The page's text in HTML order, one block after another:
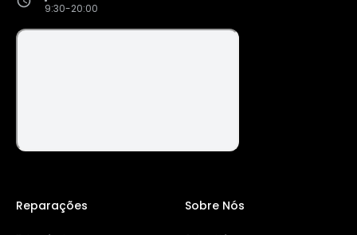
9:30-20:00
Reparações Sobre Nós